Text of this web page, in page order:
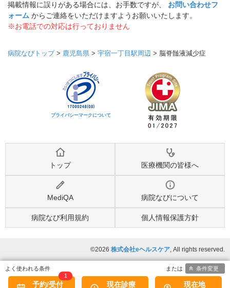
掲載情報に誤りがある場合には、お手数ですが、 お問い合わせフ
ォーム からご連絡をいただけますようお願いいたします。
※お電話での対応は行っておりません
病院なびトップ> 鹿児島県 > 宇宿一丁目駅周辺 > 脳脊髄液減少症
プライバシーマークについて
トップ 医療機関の皆様へ
MediQA 病院なびについて
病院なび利用規約 個人情報保護方針
©2026 株式会社eヘルスケア, All rights reserved.
予約/受付
1
現在診療 現在地
条件変更